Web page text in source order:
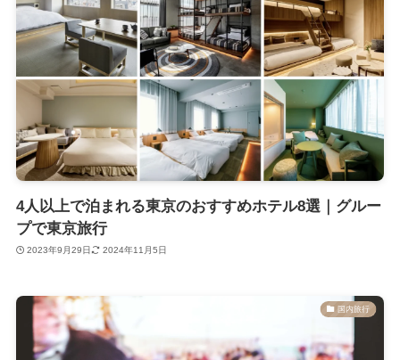
4人以上で泊まれる東京のおすすめホテル8選｜グルー
プで東京旅行
2023年9月29日 2024年11月5日
国内旅行